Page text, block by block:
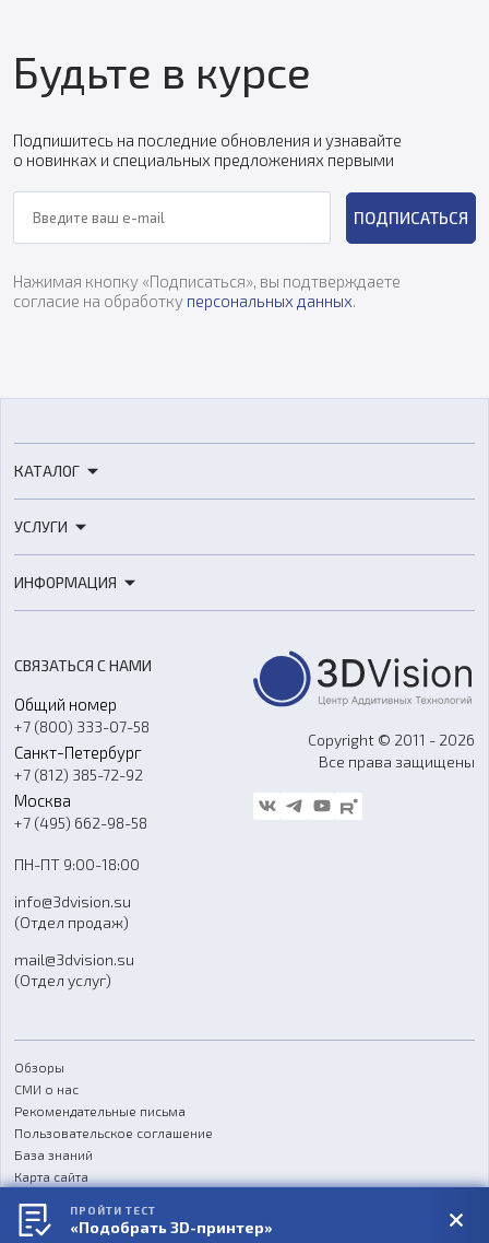
Будьте в курсе
Подпишитесь на последние обновления и узнавайте
о новинках и специальных предложениях первыми
ПОДПИСАТЬСЯ
Нажимая кнопку «Подписаться», вы подтверждаете
согласие на обработку персональных данных.
КАТАЛОГ
3D-сканеры
Расходные материалы
Оборудование и материалы для вакуумного литья
Аксессуары и прочее оборудование
Программное обеспечение
УСЛУГИ
3D-моделирование
Ремонт и услуги
ИНФОРМАЦИЯ
О компании
Контакты
Гос. закупки
Стать дилером
Блог
FAQ
СВЯЗАТЬСЯ С НАМИ
Общий номер
+7 (800) 333-07-58
Санкт-Петербург
+7 (812) 385-72-92
Москва
+7 (495) 662-98-58
ПН-ПТ 9:00-18:00
info@3dvision.su
(Отдел продаж)
mail@3dvision.su
(Отдел услуг)
Copyright © 2011 - 2026
Все права защищены
Обзоры
СМИ о нас
Рекомендательные письма
Пользовательское соглашение
База знаний
Карта сайта
Согласие на обработку персональных данных
ПРОЙТИ ТЕСТ
«Подобрать 3D-принтер»